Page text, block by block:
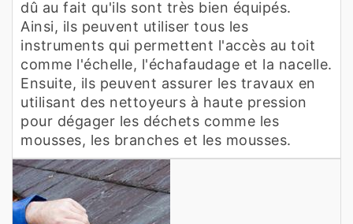
dû au fait qu'ils sont très bien équipés.
Ainsi, ils peuvent utiliser tous les
instruments qui permettent l'accès au toit
comme l'échelle, l'échafaudage et la nacelle.
Ensuite, ils peuvent assurer les travaux en
utilisant des nettoyeurs à haute pression
pour dégager les déchets comme les
mousses, les branches et les mousses.